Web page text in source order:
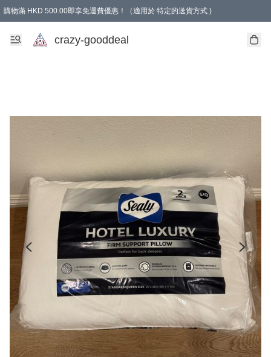
購物滿 HKD 500.00即享免運費優惠！（適用於 特定的送貨方式 )
成為會員可享免費禮品
crazy-gooddeal